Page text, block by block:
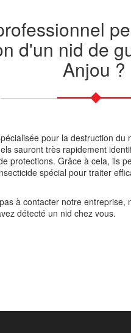
d'un nid de
Anjou ?
pour la destruction
sauront très rapidement
protections. Grâce à cela, ils
spécial pour traiter
à contacter notre
détecté un nid chez vous.